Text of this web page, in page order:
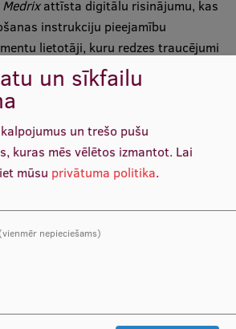
Medrixattīsta digitālu risinājumu, kas
instrukciju pieejamību
lietotāji, kuru redzes traucējumi
medikamentu lietošanas
aicināti skenēt kodu uz zāļu
lietošanas instrukciju digitālā
paredz iespēju instrukcijas atskaņot
teksta izmēru un nākotnē
lietotāja izvēlētajā valodā.
un sīkfailu
un trešo pušu
kuras mēs vēlētos izmantot. Lai
mūsu privātuma politika.
(vienmēr nepieciešams)